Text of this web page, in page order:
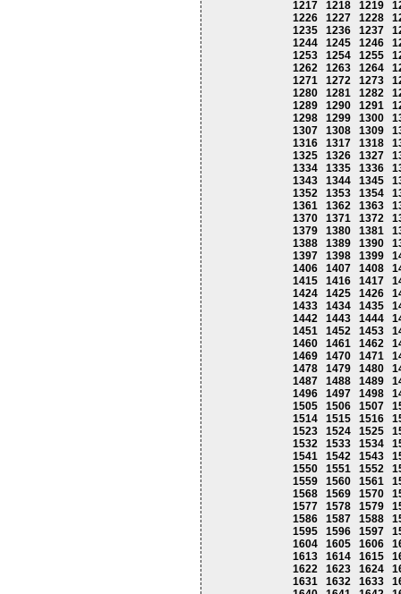
1217
1218 1219
1226
1227 1228
1235
1236 1237
1244
1245 1246
1253
1254 1255
1262
1263 1264
1271
1272 1273
1280
1281 1282
1289
1290 1291
1298
1299 1300
1307
1308 1309
1316
1317 1318
1325
1326 1327
1334
1335 1336
1343
1344 1345
1352
1353 1354
1361
1362 1363
1370
1371 1372
1379
1380 1381
1388
1389 1390
1397
1398 1399
1406
1407 1408
1415
1416 1417
1424
1425 1426
1433
1434 1435
1442
1443 1444
1451
1452 1453
1460
1461 1462
1469
1470 1471
1478
1479 1480
1487
1488 1489
1496
1497 1498
1505
1506 1507
1514
1515 1516
1523
1524 1525
1532
1533 1534
1541
1542 1543
1550
1551 1552
1559
1560 1561
1568
1569 1570
1577
1578 1579
1586
1587 1588
1595
1596 1597
1604
1605 1606
1613
1614 1615
1622
1623 1624
1631
1632 1633